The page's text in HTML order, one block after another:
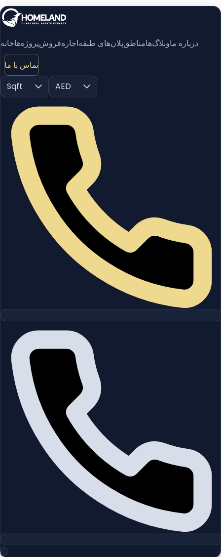
خانهپروژه‌هافروشاجارهپلان‌های طبقهمناطقوبلاگ‌هادرباره ما
تماس با ما
Sqft
AED